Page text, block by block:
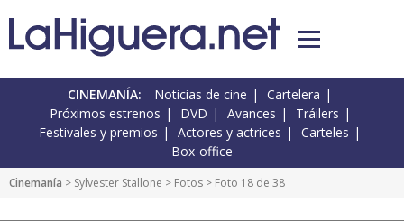
CINEMANÍA: Noticias de cine
Cartelera
Próximos estrenos
DVD Avances
Tráilers
Festivales y premios
Actores y actrices
Carteles
Box-office
Cinemanía > Sylvester Stallone > Fotos > Foto 18 de 38